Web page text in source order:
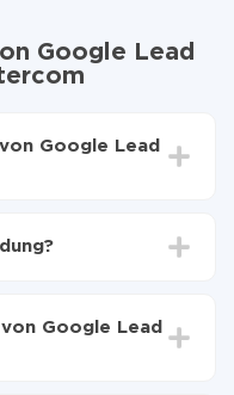
Google Lead
Google Lead
Google Lead